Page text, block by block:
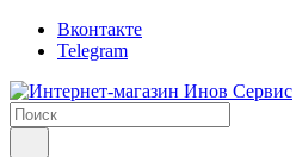
Вконтакте
Telegram